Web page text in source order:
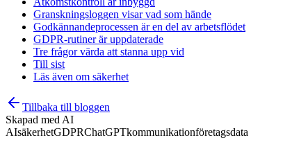
Granskningsloggen visar vad som hände
Godkännandeprocessen är en del av arbetsflödet
GDPR-rutiner är uppdaterade
Tre frågor värda att stanna upp vid
Till sist
Läs även om säkerhet
Tillbaka till bloggen
Skapad med AI
AIsäkerhetGDPRChatGPTkommunikationföretagsdata